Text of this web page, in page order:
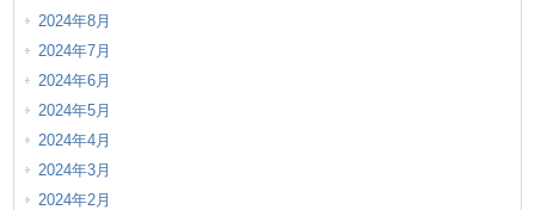
2024年8月
2024年7月
2024年6月
2024年5月
2024年4月
2024年3月
2024年2月